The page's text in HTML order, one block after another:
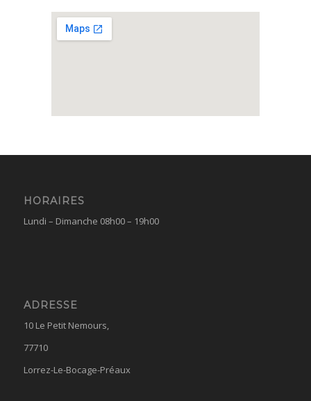
HORAIRES
Lundi – Dimanche 08h00 – 19h00
ADRESSE
10 Le Petit Nemours,
77710
Lorrez-Le-Bocage-Préaux